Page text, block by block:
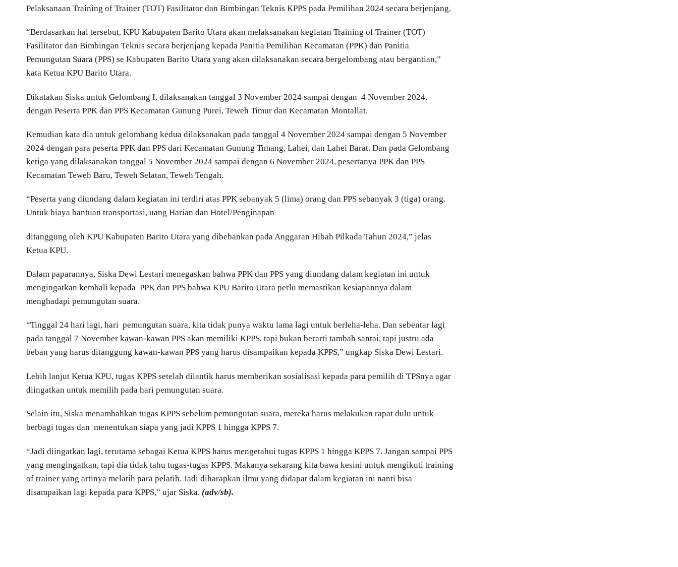
Pelaksanaan Training of Trainer (TOT) Fasilitator dan Bimbingan Teknis KPPS pada Pemilihan 2024 secara berjenjang.
“Berdasarkan hal tersebut, KPU Kabupaten Barito Utara akan melaksanakan kegiatan Training of Trainer (TOT)
Fasilitator dan Bimbingan Teknis secara berjenjang kepada Panitia Pemilihan Kecamatan (PPK) dan Panitia
Pemungutan Suara (PPS) se Kabupaten Barito Utara yang akan dilaksanakan secara bergelombang atau bergantian,”
kata Ketua KPU Barito Utara.
Dikatakan Siska untuk Gelombang I, dilaksanakan tanggal 3 November 2024 sampai dengan 4 November 2024,
dengan Peserta PPK dan PPS Kecamatan Gunung Purei, Teweh Timur dan Kecamatan Montallat.
Kemudian kata dia untuk gelombang kedua dilaksanakan pada tanggal 4 November 2024 sampai dengan 5 November
2024 dengan para peserta PPK dan PPS dari Kecamatan Gunung Timang, Lahei, dan Lahei Barat. Dan pada Gelombang
ketiga yang dilaksanakan tanggal 5 November 2024 sampai dengan 6 November 2024, pesertanya PPK dan PPS
Kecamatan Teweh Baru, Teweh Selatan, Teweh Tengah.
“Peserta yang diundang dalam kegiatan ini terdiri atas PPK sebanyak 5 (lima) orang dan PPS sebanyak 3 (tiga) orang.
Untuk biaya bantuan transportasi, uang Harian dan Hotel/Penginapan
ditanggung oleh KPU Kabupaten Barito Utara yang dibebankan pada Anggaran Hibah Pilkada Tahun 2024,” jelas
Ketua KPU.
Dalam paparannya, Siska Dewi Lestari menegaskan bahwa PPK dan PPS yang diundang dalam kegiatan ini untuk
mengingatkan kembali kepada PPK dan PPS bahwa KPU Barito Utara perlu memastikan kesiapannya dalam
menghadapi pemungutan suara.
“Tinggal 24 hari lagi, hari pemungutan suara, kita tidak punya waktu lama lagi untuk berleha-leha. Dan sebentar lagi
pada tanggal 7 November kawan-kawan PPS akan memiliki KPPS, tapi bukan berarti tambah santai, tapi justru ada
beban yang harus ditanggung kawan-kawan PPS yang harus disampaikan kepada KPPS,” ungkap Siska Dewi Lestari.
Lebih lanjut Ketua KPU, tugas KPPS setelah dilantik harus memberikan sosialisasi kepada para pemilih di TPSnya agar
diingatkan untuk memilih pada hari pemungutan suara.
Selain itu, Siska menambahkan tugas KPPS sebelum pemungutan suara, mereka harus melakukan rapat dulu untuk
berbagi tugas dan menentukan siapa yang jadi KPPS 1 hingga KPPS 7.
“Jadi diingatkan lagi, terutama sebagai Ketua KPPS harus mengetahui tugas KPPS 1 hingga KPPS 7. Jangan sampai PPS
yang mengingatkan, tapi dia tidak tahu tugas-tugas KPPS. Makanya sekarang kita bawa kesini untuk mengikuti training
of trainer yang artinya melatih para pelatih. Jadi diharapkan ilmu yang didapat dalam kegiatan ini nanti bisa
disampaikan lagi kepada para KPPS,” ujar Siska. (adv/sb).